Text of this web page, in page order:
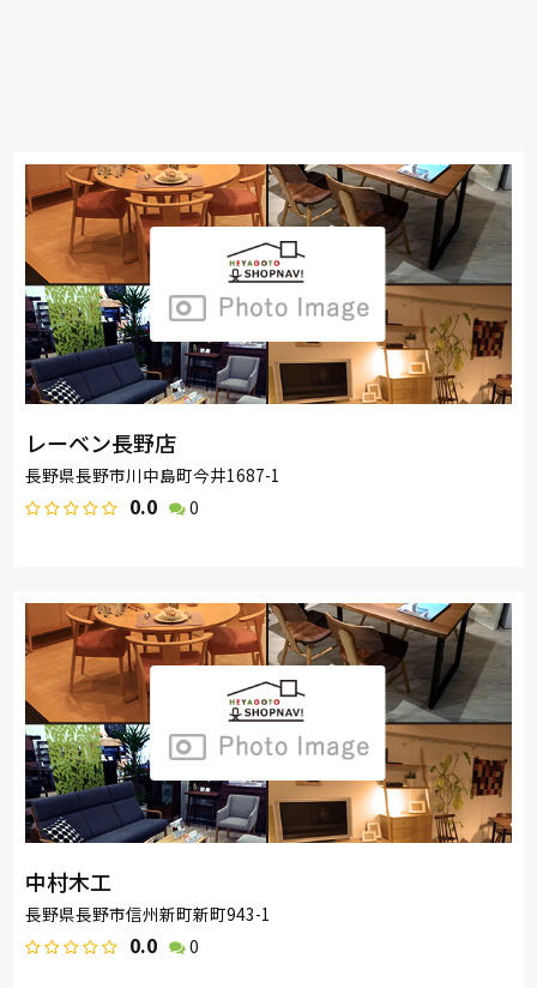
レーベン長野店
長野県長野市川中島町今井1687-1
0.0 0
中村木工
長野県長野市信州新町新町943-1
0.0 0